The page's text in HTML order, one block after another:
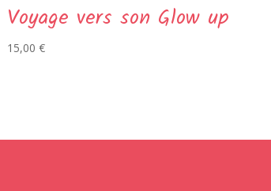
Voyage vers son Glow up
15,00 €